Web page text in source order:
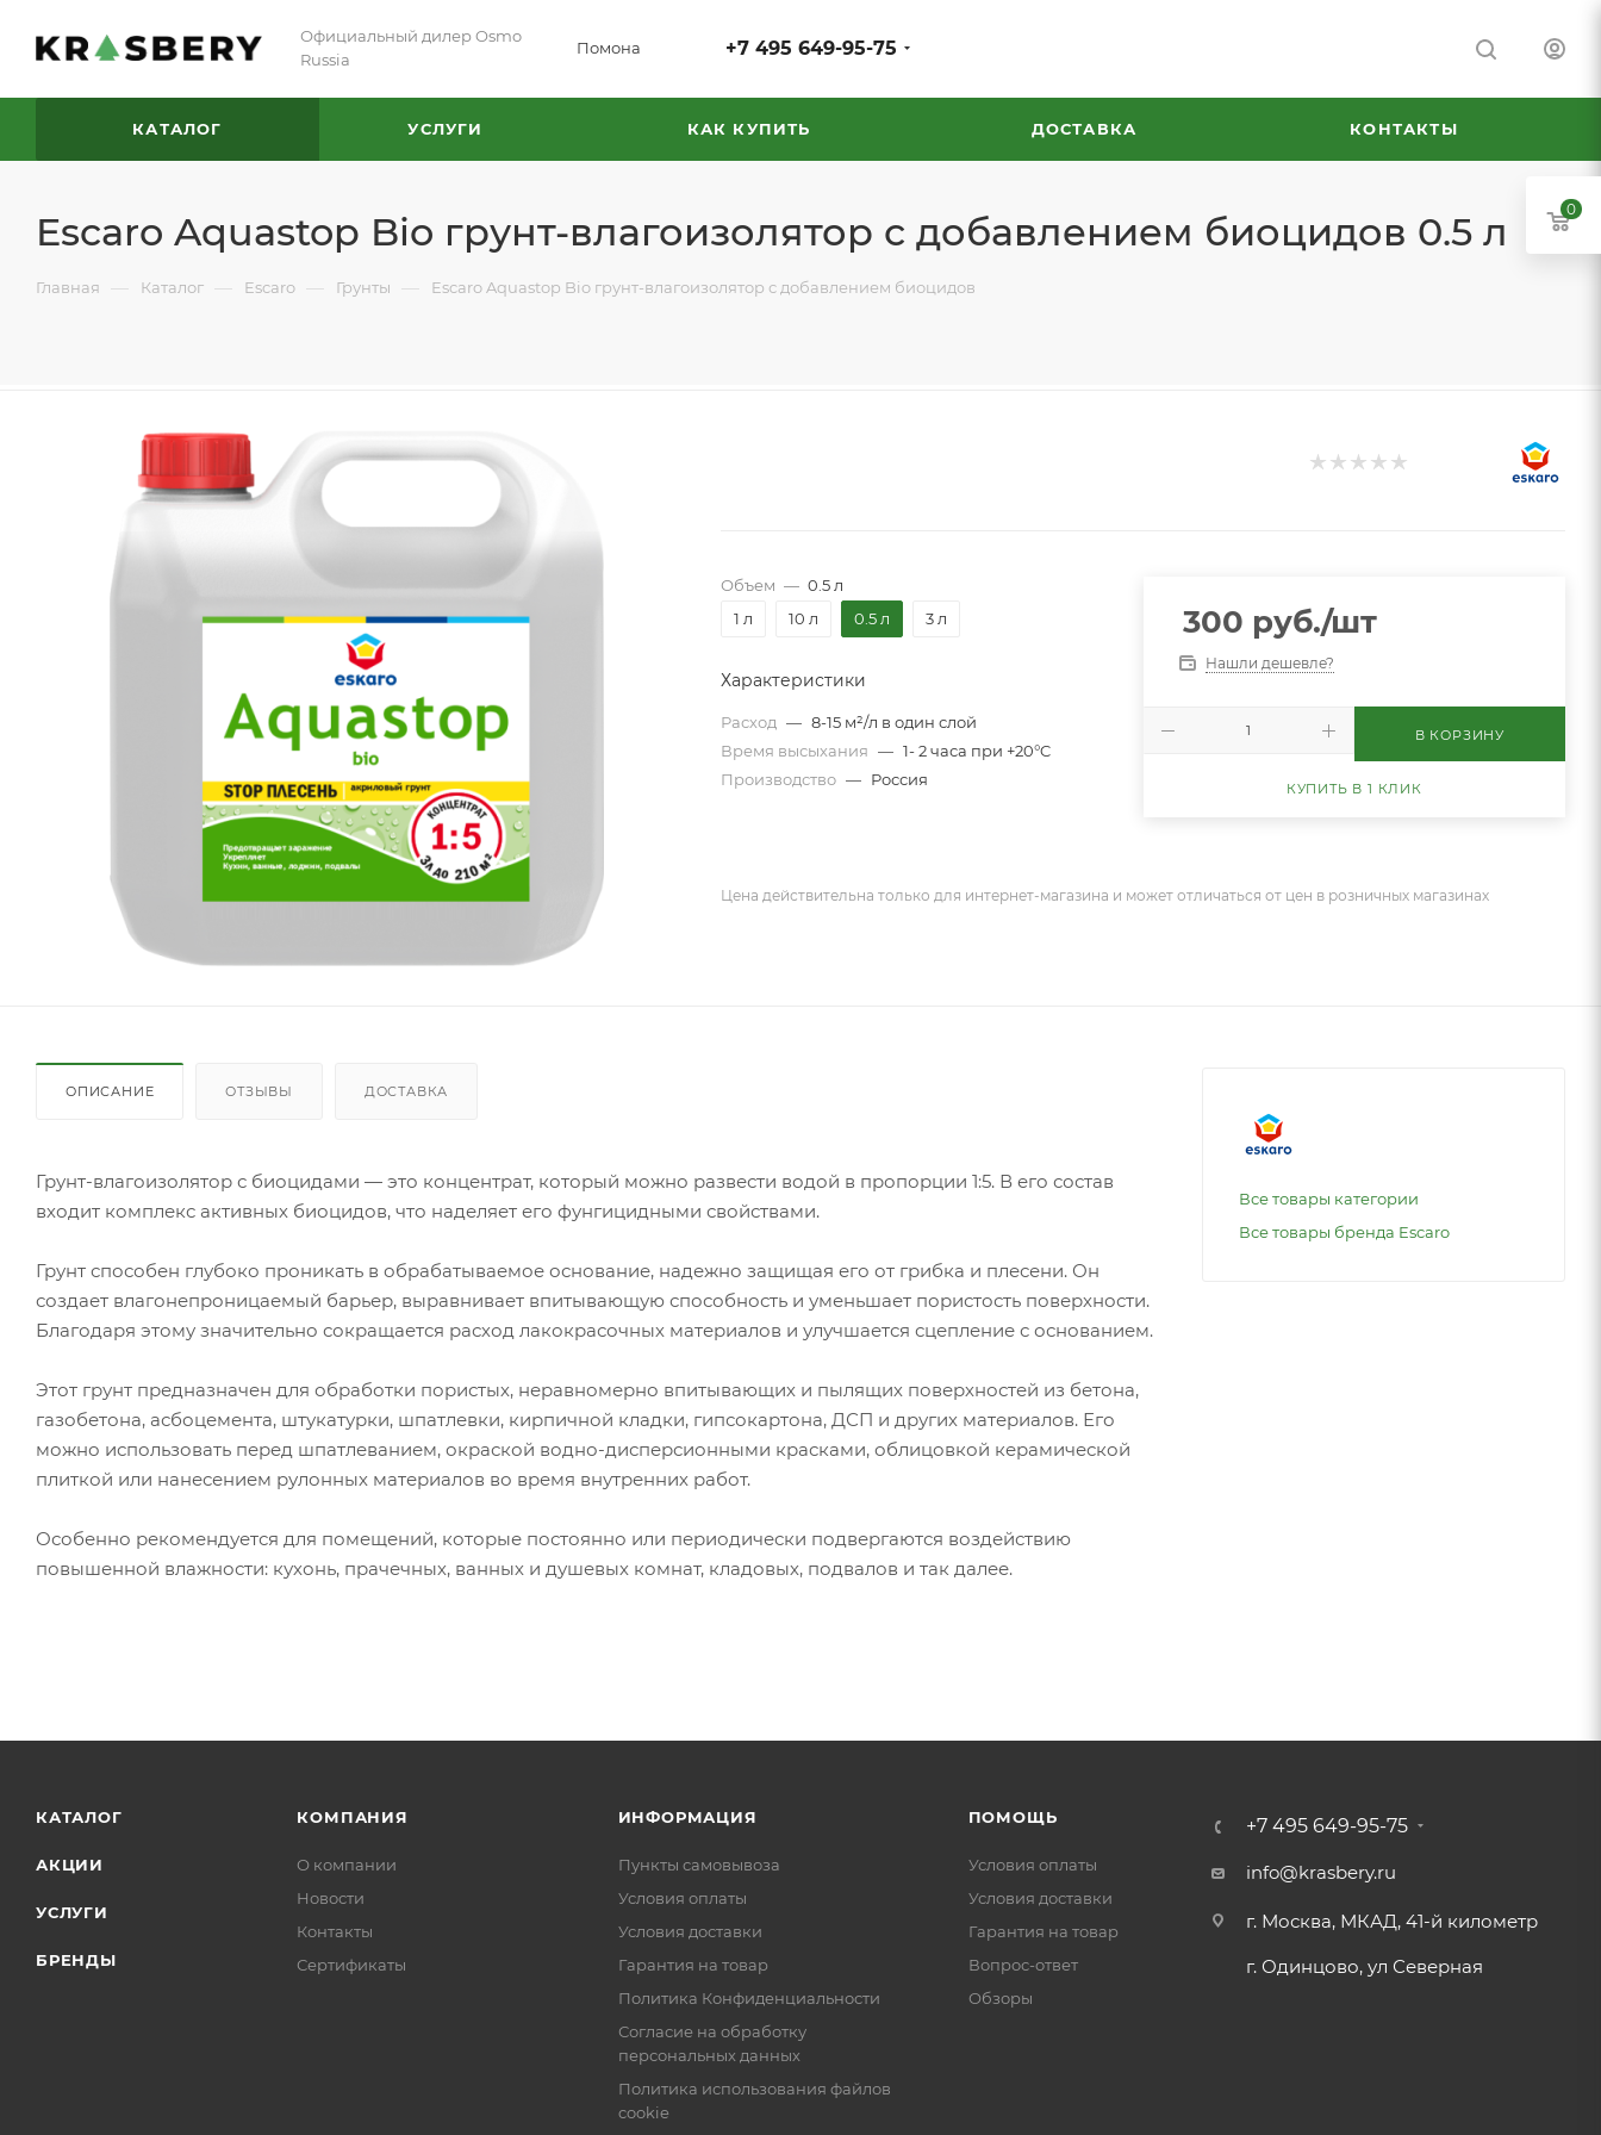
Официальный дилер Osmo
Russia
Помона +7 495 649-95-75
КАТАЛОГ УСЛУГИ КАК КУПИТЬ ДОСТАВКА КОНТАКТЫ
Escaro Aquastop Bio грунт-влагоизолятор с добавлением биоцидов 0.5 л
Главная — Каталог — Escaro — Грунты — Escaro Aquastop Bio грунт-влагоизолятор с добавлением биоцидов
Объем — 0.5 л
1 л
10 л 0.5 л 3 л
Характеристики
Расход — 8-15 м²/л в один слой
Время высыхания — 1- 2 часа при +20°C
Производство — Россия
300 руб./шт
Нашли дешевле?
В КОРЗИНУ
КУПИТЬ В 1 КЛИК
Цена действительна только для интернет-магазина и может отличаться от цен в розничных магазинах
ОПИСАНИЕ ОТЗЫВЫ ДОСТАВКА
Грунт-влагоизолятор с биоцидами — это концентрат, который можно развести водой в пропорции 1:5. В его состав
входит комплекс активных биоцидов, что наделяет его фунгицидными свойствами.
Грунт способен глубоко проникать в обрабатываемое основание, надежно защищая его от грибка и плесени. Он
создает влагонепроницаемый барьер, выравнивает впитывающую способность и уменьшает пористость поверхности.
Благодаря этому значительно сокращается расход лакокрасочных материалов и улучшается сцепление с основанием.
Этот грунт предназначен для обработки пористых, неравномерно впитывающих и пылящих поверхностей из бетона,
газобетона, асбоцемента, штукатурки, шпатлевки, кирпичной кладки, гипсокартона, ДСП и других материалов. Его
можно использовать перед шпатлеванием, окраской водно-дисперсионными красками, облицовкой керамической
плиткой или нанесением рулонных материалов во время внутренних работ.
Особенно рекомендуется для помещений, которые постоянно или периодически подвергаются воздействию
повышенной влажности: кухонь, прачечных, ванных и душевых комнат, кладовых, подвалов и так далее.
Все товары категории
Все товары бренда Escaro
КАТАЛОГ
АКЦИИ
УСЛУГИ
БРЕНДЫ
КОМПАНИЯ
О компании
Новости
Контакты
Сертификаты
ИНФОРМАЦИЯ
Пункты самовывоза
Условия оплаты
Условия доставки
Гарантия на товар
Политика Конфиденциальности
Согласие на обработку
персональных данных
Политика использования файлов
cookie
ПОМОЩЬ
Условия оплаты
Условия доставки
Гарантия на товар
Вопрос-ответ
Обзоры
+7 495 649-95-75
info@krasbery.ru
г. Москва, МКАД, 41-й километр
г. Одинцово, ул Северная
0